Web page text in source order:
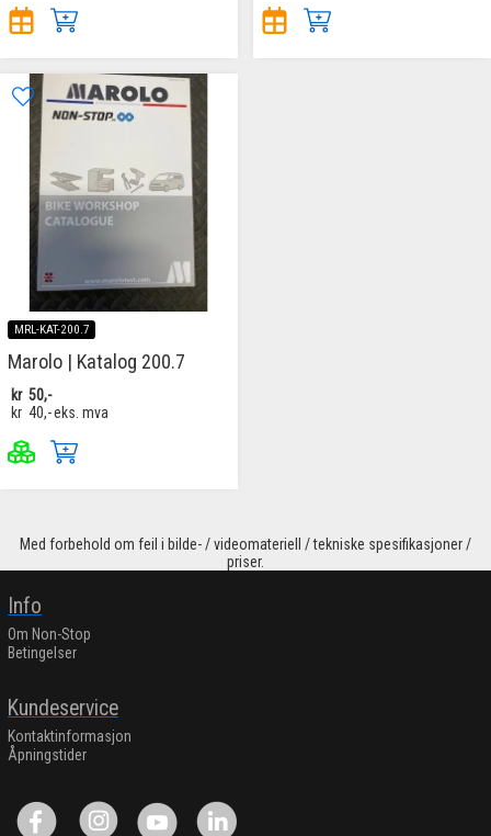
MRL-KAT-200.7
Marolo | Katalog 200.7
kr 50,-
kr 40,-eks. mva
Med forbehold om feil i bilde- / videomateriell / tekniske spesifikasjoner /
priser.
Info
Om Non-Stop
Betingelser
Kundeservice
Kontaktinformasjon
Åpningstider